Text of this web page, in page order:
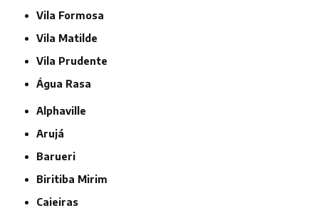
Vila Formosa
Vila Matilde
Vila Prudente
Água Rasa
Alphaville
Arujá
Barueri
Biritiba Mirim
Caieiras